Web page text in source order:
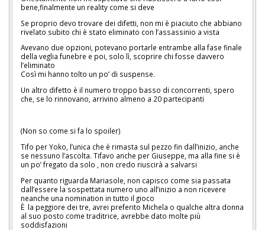
bene,finalmente un reality come si deve
Se proprio devo trovare dei difetti, non mi è piaciuto che abbiano
rivelato subito chi è stato eliminato con l’assassinio a vista
Avevano due opzioni, potevano portarle entrambe alla fase finale
della veglia funebre e poi, solo lì, scoprire chi fosse davvero
l’eliminato
Così mi hanno tolto un po’ di suspense.
Un altro difetto è il numero troppo basso di concorrenti, spero
che, se lo rinnovano, arrivino almeno a 20 partecipanti
(Non so come si fa lo spoiler)
Tifo per Yoko, l’unica che è rimasta sul pezzo fin dall’inizio, anche
se nessuno l’ascolta. Tifavo anche per Giuseppe, ma alla fine si è
un po’ fregato da solo , non credo riuscirà a salvarsi
Per quanto riguarda Mariasole, non capisco come sia passata
dall’essere la sospettata numero uno all’inizio a non ricevere
neanche una nomination in tutto il gioco
È la peggiore dei tre, avrei preferito Michela o qualche altra donna
al suo posto come traditrice, avrebbe dato molte più
soddisfazioni